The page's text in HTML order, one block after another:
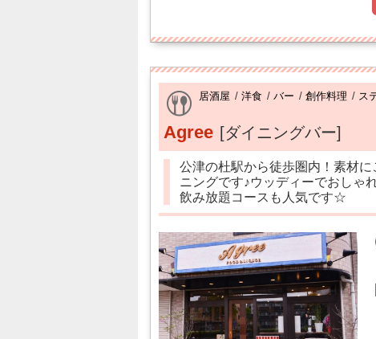
居酒屋 / 洋食 / バー / 創作料理 / ス
Agree [ダイニングバー]
公津の杜駅から徒歩圏内！素材
ニングです♪ウッディーでおしゃ
飲み放題コースも人気です☆